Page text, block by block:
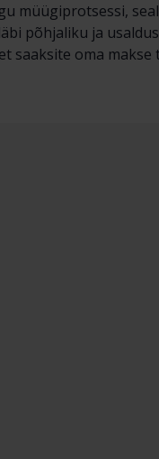
müügiprotsessi,
põhjaliku ja
saaksite oma